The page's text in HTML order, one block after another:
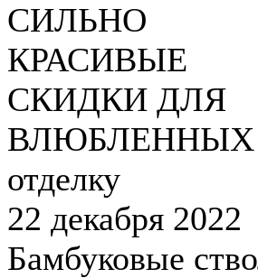
СИЛЬНО
КРАСИВЫЕ
СКИДКИ ДЛЯ
ВЛЮБЛЕННЫХ
отделку
22 декабря 2022
Бамбуковые